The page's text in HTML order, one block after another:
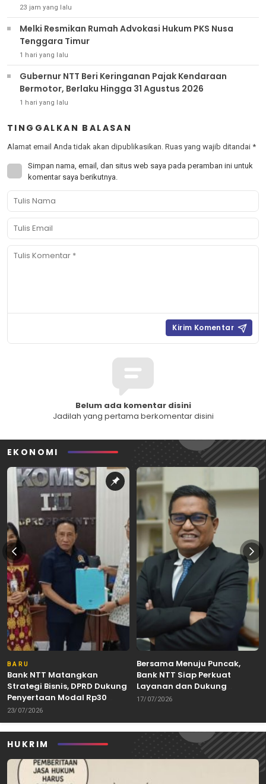
23 jam yang lalu
Melki Resmikan Rumah Advokasi Hukum PKS Nusa
Tenggara Timur
1 hari yang lalu
Gubernur NTT Beri Keringanan Pajak Kendaraan
Bermotor, Berlaku Hingga 31 Agustus 2026
1 hari yang lalu
TINGGALKAN BALASAN
Alamat email Anda tidak akan dipublikasikan. Ruas yang wajib ditandai *
Simpan nama, email, dan situs web saya pada peramban ini untuk
komentar saya berikutnya.
Belum ada komentar disini
Jadilah yang pertama berkomentar disini
EKONOMI
BARU
Bank NTT Matangkan
Strategi Bisnis, DPRD Dukung
Penyertaan Modal Rp30
Miliar
23/07/2026
Bersama Menuju Puncak,
Bank NTT Siap Perkuat
Layanan dan Dukung
Pertumbuhan Ekonomi NTT
17/07/2026
HUKRIM